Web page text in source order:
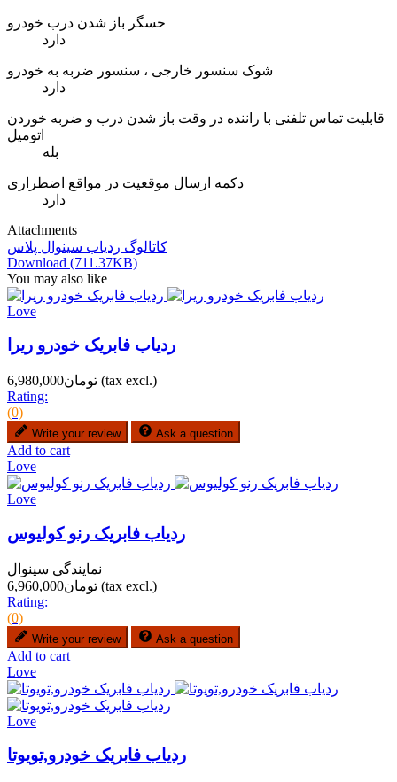
حسگر باز شدن درب خودرو
دارد
شوک سنسور خارجی ، سنسور ضربه به خودرو
دارد
قابلیت تماس تلفنی با راننده در وقت باز شدن درب و ضربه خوردن
اتومیل
بله
دکمه ارسال موقعیت در مواقع اضطراری
دارد
Attachments
کاتالوگ ردیاب سینوال پلاس
Download (711.37KB)
You may also like
Love
ردیاب فابریک خودرو ریرا
تومان6,980,000 (tax excl.)
Rating:
(0)
Write your review Ask a question
Add to cart
Love
Love
ردیاب فابریک رنو کولیوس
نمایندگی سینوال
تومان6,960,000 (tax excl.)
Rating:
(0)
Write your review Ask a question
Add to cart
Love
Love
ردیاب فابریک خودرو,تویوتا